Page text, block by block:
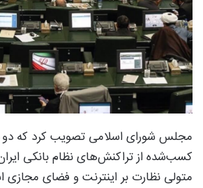
مجلس شورای اسلامی تصویب کرد که دو
کسب‌شده از تراکنش‌های نظام بانکی
متولی نظارت بر اینترنت و فضای مجازی